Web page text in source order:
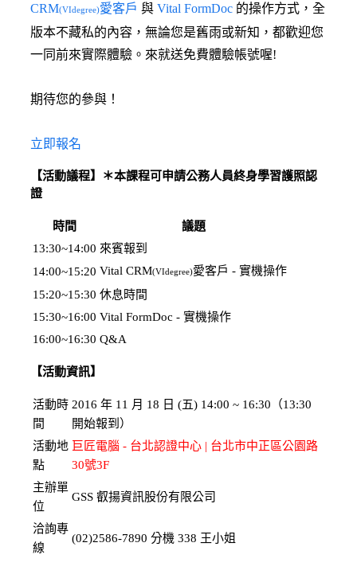
CRM(VIdegree)愛客戶 與 Vital FormDoc 的操作方式，全
版本不藏私的內容，無論您是舊雨或新知，都歡迎您
一同前來實際體驗。來就送免費體驗帳號喔!
期待您的參與！
立即報名
【活動議程】
＊本課程可申請公務人員終身學習護照認
證
時間
議題
13:30~14:00 來賓報到
14:00~15:20 Vital CRM(VIdegree)愛客戶 - 實機操作
15:20~15:30 休息時間
15:30~16:00 Vital FormDoc - 實機操作
16:00~16:30 Q&A
【活動資訊】
活動時
間
2016 年 11 月 18 日 (五) 14:00 ~ 16:30（13:30
開始報到）
活動地
點
巨匠電腦 - 台北認證中心 | 台北市中正區公園路
30號3F
主辦單
位
GSS 叡揚資訊股份有限公司
洽詢專
線
(02)2586-7890 分機 338 王小姐